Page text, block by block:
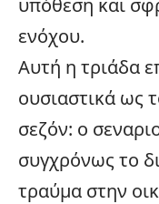
ενόχου.
Αυτή η τριάδα
ουσιαστικά ως
σεζόν: ο
συγχρόνως το
τραύμα στην